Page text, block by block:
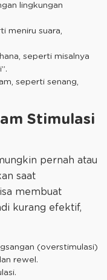
lingkungan
meniru suara,
seperti misalnya
seperti senang,
Stimulasi
pernah atau
saat
membuat
kurang efektif,
(overstimulasi)
rewel.